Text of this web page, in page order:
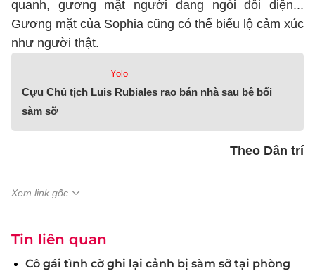
quanh, gương mặt người đang ngồi đối diện...
Gương mặt của Sophia cũng có thể biểu lộ cảm xúc
như người thật.
Yolo
Cựu Chủ tịch Luis Rubiales rao bán nhà sau bê bối
sàm sỡ
Theo Dân trí
Xem link gốc
Tin liên quan
Cô gái tình cờ ghi lại cảnh bị sàm sỡ tại phòng